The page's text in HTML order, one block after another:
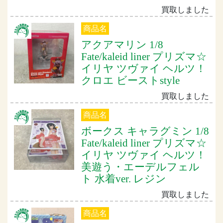
買取しました
商品名
アクアマリン 1/8
Fate/kaleid liner プリズマ☆
イリヤ ツヴァイ ヘルツ！
クロエ ビーストstyle
買取しました
商品名
ボークス キャラグミン 1/8
Fate/kaleid liner プリズマ☆
イリヤ ツヴァイ ヘルツ！
美遊う・エーデルフェル
ト 水着ver. レジン
買取しました
商品名